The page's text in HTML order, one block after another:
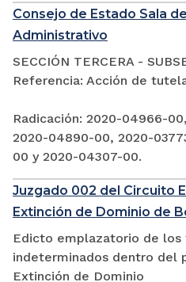
Consejo de Estado Sala
Administrativo
SECCIÓN TERCERA -
Referencia: Acción de
Radicación: 2020-04966-
2020-04890-00, 2020-
00 y 2020-04307-00.
Juzgado 002 del Circuito
Extinción de Dominio de
Edicto emplazatorio de los
indeterminados dentro del
Extinción de Dominio